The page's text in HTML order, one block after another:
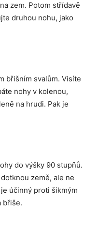
zem. Potom střídavě
druhou nohu, jako
břišním svalům. Visíte
nohy v kolenou,
na hrudi. Pak je
do výšky 90 stupňů.
země, ale ne
účinný proti šikmým
břiše.